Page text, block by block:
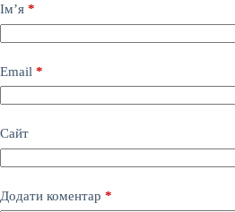
Ім’я *
Email *
Сайт
Додати коментар *